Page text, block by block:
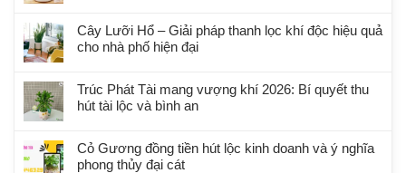
Cây Lưỡi Hổ – Giải pháp thanh lọc khí độc hiệu quả
cho nhà phố hiện đại
Trúc Phát Tài mang vượng khí 2026: Bí quyết thu
hút tài lộc và bình an
Cỏ Gương đồng tiền hút lộc kinh doanh và ý nghĩa
phong thủy đại cát